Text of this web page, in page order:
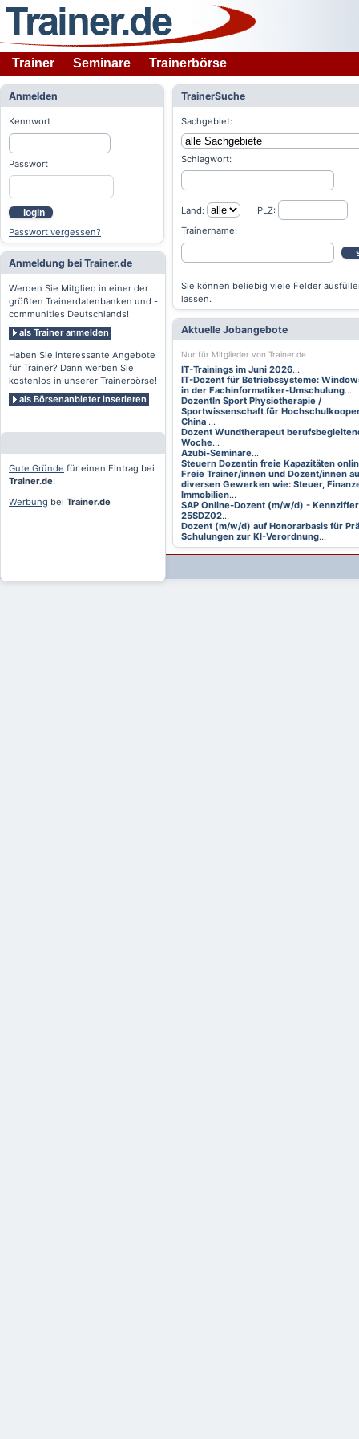
Trainer Seminare Trainerbörse
Anmelden
Kennwort
Passwort
login
Passwort vergessen?
Anmeldung bei Trainer.de
Werden Sie Mitglied in einer der
größten Trainerdatenbanken und -
communities Deutschlands!
als Trainer anmelden
Haben Sie interessante Angebote
für Trainer? Dann werben Sie
kostenlos in unserer Trainerbörse!
als Börsenanbieter inserieren
Gute Gründe für einen Eintrag bei
Trainer.de!
Werbung bei Trainer.de
TrainerSuche
Sachgebiet:
Schlagwort:
Land:
PLZ:
Trainername:
Sie können beliebig viele Felder
lassen.
Aktuelle Jobangebote
Nur für Mitglieder von Trainer.de
IT-Trainings im Juni 2026...
IT-Dozent für Betriebssysteme:
in der Fachinformatiker-Umschulung...
DozentIn Sport Physiotherapie /
Sportwissenschaft für
China ...
Dozent Wundtherapeut
Woche...
Azubi-Seminare...
Steuern Dozentin freie Kapazitäten
Freie Trainer/innen und Dozent/innen
diversen Gewerken wie: Steuer,
Immobilien...
SAP Online-Dozent (m/w/d) -
25SDZ02...
Dozent (m/w/d) auf Honorarbasis für
Schulungen zur KI-Verordnung...